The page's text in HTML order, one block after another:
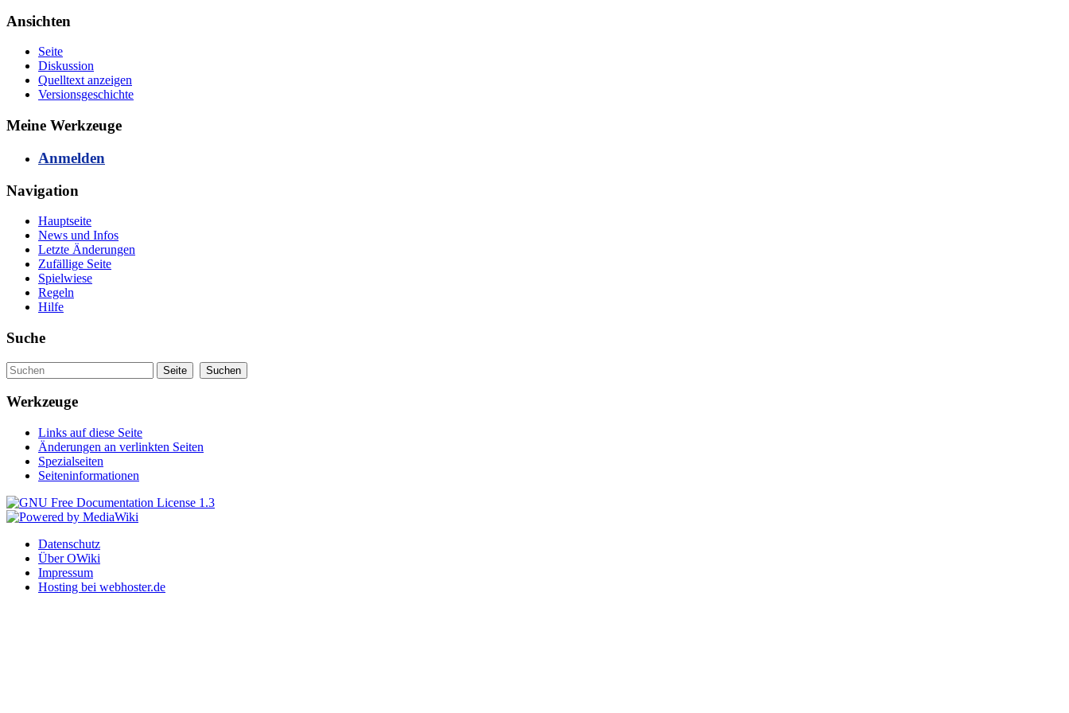
Ansichten
Seite
Diskussion
Quelltext anzeigen
Versionsgeschichte
Meine Werkzeuge
Anmelden
Navigation
Hauptseite
News und Infos
Letzte Änderungen
Zufällige Seite
Spielwiese
Regeln
Hilfe
Suche
Werkzeuge
Links auf diese Seite
Änderungen an verlinkten Seiten
Spezialseiten
Seiteninformationen
Datenschutz
Über OWiki
Impressum
Hosting bei webhoster.de